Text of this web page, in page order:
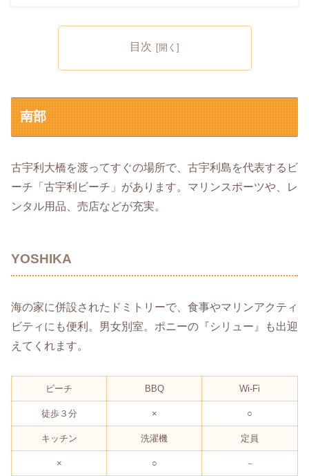
目次
南部
古宇利大橋を渡ってすぐの場所で、古宇利島を代表するビ
ーチ「古宇利ビーチ」があります。マリンスポーツや、レ
ンタル用品、売店などが充実。
YOSHIKA
海の家に併設されたドミトリーで、食事やマリンアクティ
ビティにも便利。男女別室。ポニーの『シリュー』も出迎
えてくれます。
ビーチ BBQ Wi-Fi
徒歩３分 × ○
キッチン 洗濯機 定員
× ○ －